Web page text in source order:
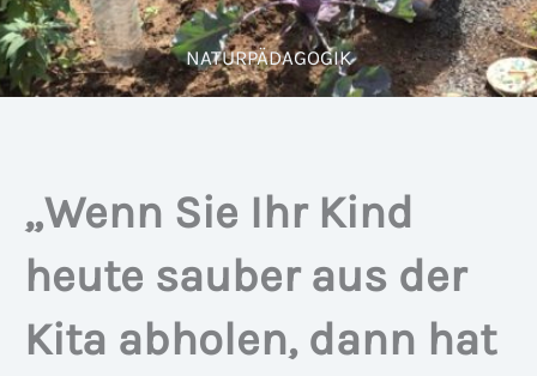
NATURPÄDAGOGIK
„Wenn Sie Ihr Kind
heute sauber aus der
Kita abholen, dann hat